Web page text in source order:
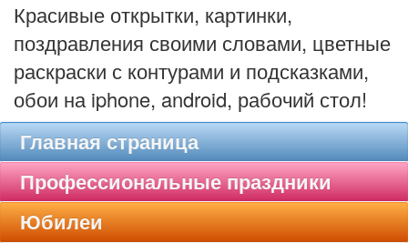
Красивые открытки, картинки,
поздравления своими словами, цветные
раскраски с контурами и подсказками,
обои на iphone, android, рабочий стол!
Главная страница
Профессиональные праздники
Юбилеи